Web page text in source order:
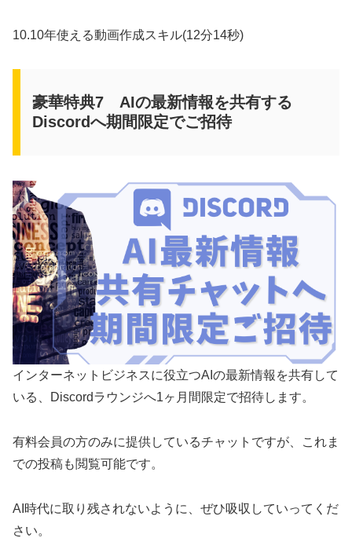
10.10年使える動画作成スキル(12分14秒)
豪華特典7 AIの最新情報を共有する
Discordへ期間限定でご招待
インターネットビジネスに役立つAIの最新情報を共有して
いる、Discordラウンジへ1ヶ月間限定で招待します。
有料会員の方のみに提供しているチャットですが、これま
での投稿も閲覧可能です。
AI時代に取り残されないように、ぜひ吸収していってくだ
さい。